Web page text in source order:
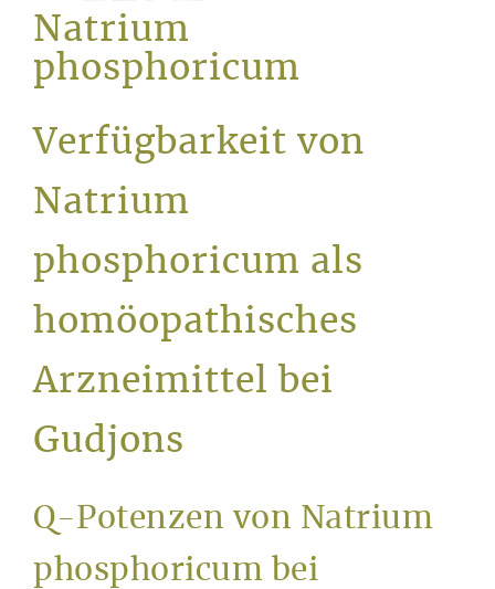
Natrium
phosphoricum
Verfügbarkeit von
Natrium
phosphoricum als
homöopathisches
Arzneimittel bei
Gudjons
Q-Potenzen von Natrium
phosphoricum bei